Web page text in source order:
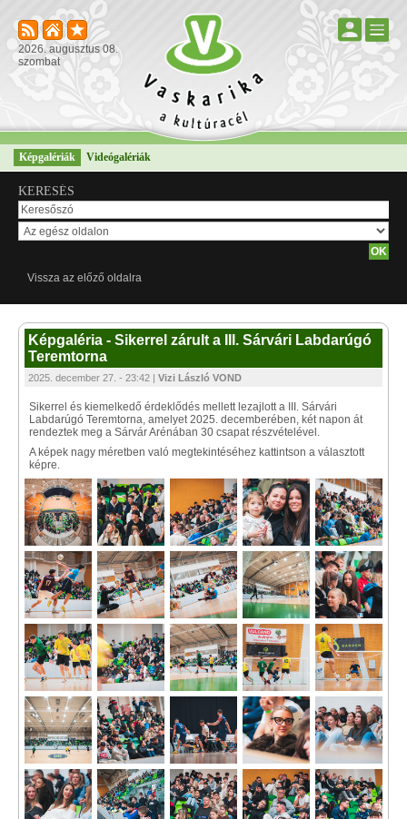
2026. augusztus 08.
szombat
Képgalériák Videógalériák
KERESÉS
Vissza az előző oldalra
Képgaléria - Sikerrel zárult a III. Sárvári Labdarúgó
Teremtorna
2025. december 27. - 23:42 | Vizi László VOND
Sikerrel és kiemelkedő érdeklődés mellett lezajlott a III. Sárvári
Labdarúgó Teremtorna, amelyet 2025. decemberében, két napon át
rendeztek meg a Sárvár Arénában 30 csapat részvételével.
A képek nagy méretben való megtekintéséhez kattintson a választott
képre.